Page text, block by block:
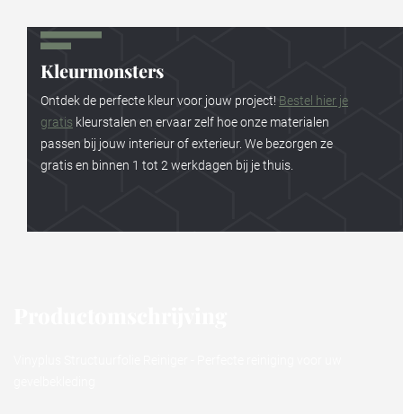
Kleurmonsters
Ontdek de perfecte kleur voor jouw project! Bestel hier je
gratis kleurstalen en ervaar zelf hoe onze materialen
passen bij jouw interieur of exterieur. We bezorgen ze
gratis en binnen 1 tot 2 werkdagen bij je thuis.